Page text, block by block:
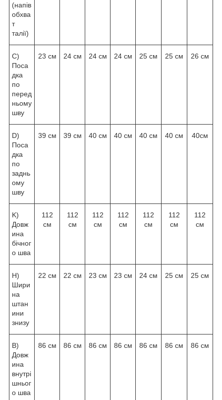
(напів
обхва
т
талії)
С)
Поса
дка
по
перед
ньому
шву
23 см 24 см 24 см 24 см 25 см 25 см 26 см
D)
Поса
дка
по
заднь
ому
шву
39 см 39 см 40 см 40 см 40 см 40 см 40см
K)
Довж
ина
бічног
о шва
112
см
112
см
112
см
112
см
112
см
112
см
112
см
H)
Шири
на
штан
ини
знизу
22 см 22 см 23 см 23 см 24 см 25 см 25 см
B)
Довж
ина
внутрі
шньог
о шва
86 см 86 см 86 см 86 см 86 см 86 см 86 см